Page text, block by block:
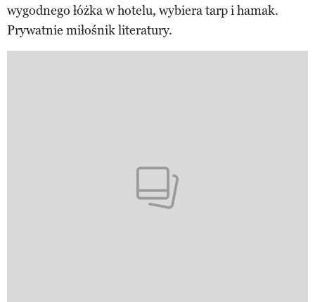
wygodnego łóżka w hotelu, wybiera tarp i hamak.
Prywatnie miłośnik literatury.